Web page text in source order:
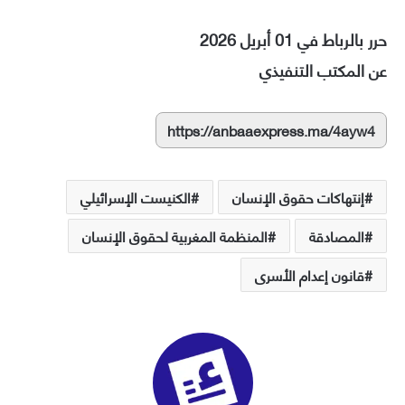
حرر بالرباط في 01 أبريل 2026
عن المكتب التنفيذي
https://anbaaexpress.ma/4ayw4
إنتهاكات حقوق الإنسان
الكنيست الإسرائيلي
المصادقة
المنظمة المغربية لحقوق الإنسان
قانون إعدام الأسرى